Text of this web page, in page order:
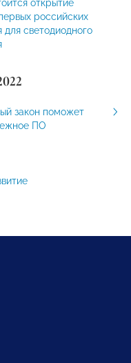
открытие
российских
для светодиодного
закон поможет
ПО